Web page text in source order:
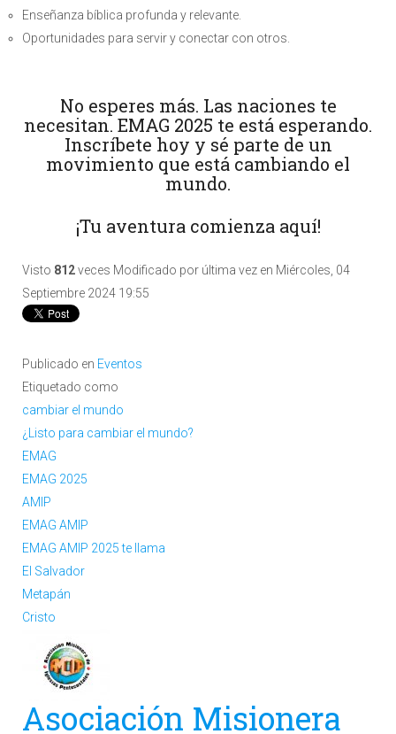
Enseñanza bíblica profunda y relevante.
Oportunidades para servir y conectar con otros.
No esperes más. Las naciones te
necesitan. EMAG 2025 te está esperando.
Inscríbete hoy y sé parte de un
movimiento que está cambiando el
mundo.
¡Tu aventura comienza aquí!
Visto 812veces Modificado por última vez en Miércoles, 04
Septiembre 2024 19:55
Publicado en Eventos
Etiquetado como
cambiar el mundo
¿Listo para cambiar el mundo?
EMAG
EMAG 2025
AMIP
EMAG AMIP
EMAG AMIP 2025 te llama
El Salvador
Metapán
Cristo
Asociación Misionera